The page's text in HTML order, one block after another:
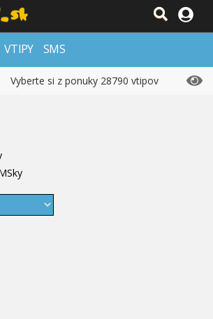
VTIPY SMS
Vyberte si z ponuky 28790 vtipov